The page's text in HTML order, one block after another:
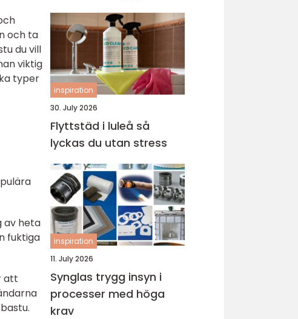
och ta
du vill
viktig
typer
av heta
fuktiga
att
hållbara avloppssystem
inspiration
30. July 2026
Flyttstäd i luleå så
lyckas du utan stress
inspiration
11. July 2026
Synglas trygg insyn i
processer med höga
krav